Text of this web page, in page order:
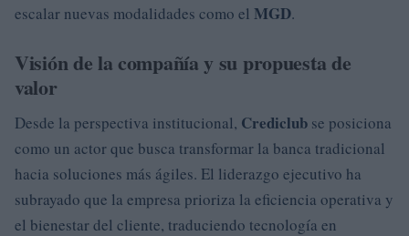
escalar nuevas modalidades como el MGD.
Visión de la compañía y su propuesta de
valor
Desde la perspectiva institucional, Crediclub se posiciona
como un actor que busca transformar la banca tradicional
hacia soluciones más ágiles. El liderazgo ejecutivo ha
subrayado que la empresa prioriza la eficiencia operativa y
el bienestar del cliente, traduciendo tecnología en